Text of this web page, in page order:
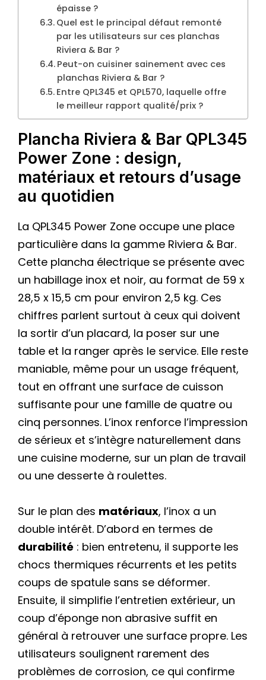
épaisse ?
Quel est le principal défaut remonté
par les utilisateurs sur ces planchas
Riviera & Bar ?
Peut-on cuisiner sainement avec ces
planchas Riviera & Bar ?
Entre QPL345 et QPL570, laquelle offre
le meilleur rapport qualité/prix ?
Plancha Riviera & Bar QPL345
Power Zone : design,
matériaux et retours d’usage
au quotidien
La QPL345 Power Zone occupe une place
particulière dans la gamme Riviera & Bar.
Cette plancha électrique se présente avec
un habillage inox et noir, au format de 59 x
28,5 x 15,5 cm pour environ 2,5 kg. Ces
chiffres parlent surtout à ceux qui doivent
la sortir d’un placard, la poser sur une
table et la ranger après le service. Elle reste
maniable, même pour un usage fréquent,
tout en offrant une surface de cuisson
suffisante pour une famille de quatre ou
cinq personnes. L’inox renforce l’impression
de sérieux et s’intègre naturellement dans
une cuisine moderne, sur un plan de travail
ou une desserte à roulettes.
Sur le plan des matériaux, l’inox a un
double intérêt. D’abord en termes de
durabilité : bien entretenu, il supporte les
chocs thermiques récurrents et les petits
coups de spatule sans se déformer.
Ensuite, il simplifie l’entretien extérieur, un
coup d’éponge non abrasive suffit en
général à retrouver une surface propre. Les
utilisateurs soulignent rarement des
problèmes de corrosion, ce qui confirme